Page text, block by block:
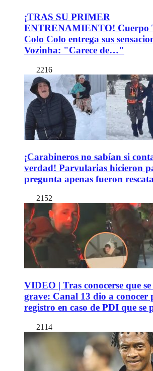
¡TRAS SU PRIMER
ENTRENAMIENTO! Cuerpo
Colo Colo entrega sus
Vozinha: "Carece de…"
2216
¡Carabineros no sabían si
verdad! Parvularias hicieron
pregunta apenas fueron
2152
VIDEO | Tras conocerse que
grave: Canal 13 dio a conocer
registro en caso de PDI que se
2114